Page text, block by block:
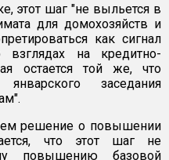
этот шаг "не выльется в
для домохозяйств и
как сигнал
взглядах на кредитно-
остается той же, что
заседания
решение о повышении
что этот шаг не
повышению базовой